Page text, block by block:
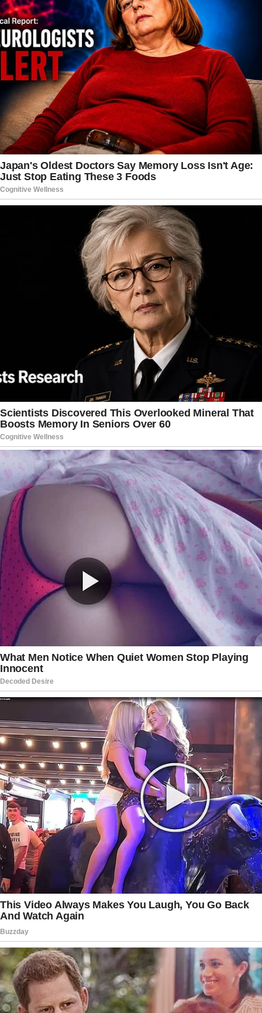
elucidação de ocorrências como essa. Além de
permitir a reconstrução dos fatos, esse tipo de
registro auxilia na identificação de trajetos,
veículos e possíveis envolvidos, fortalecendo o
trabalho investigativo. No caso do tenente
Ronickson, os vídeos já fazem parte do conjunto
de provas analisadas pelas autoridades, que
também buscam testemunhas e outras
informações capazes de contribuir para o
avanço das investigações.
Enquanto a investigação segue em andamento,
familiares, colegas de farda e pessoas que
acompanham a trajetória da família aguardam
por novas informações sobre a recuperação do
policial. O caso continua sendo acompanhado de
perto pela imprensa e pelas autoridades,
principalmente em razão da repercussão
nacional envolvendo o sobrenome Pimentel.
Novas atualizações deverão ser divulgadas
conforme houver confirmação oficial sobre o
estado de saúde do tenente e sobre os
desdobramentos das investigações conduzidas
pelos órgãos responsáveis.